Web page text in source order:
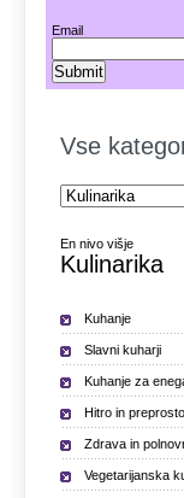
Email
Vse
En nivo višje
Kulinarika
Kuhanje
Slavni kuharji
Kuhanje za
Hitro in
Zdrava in
Vegetarijanska